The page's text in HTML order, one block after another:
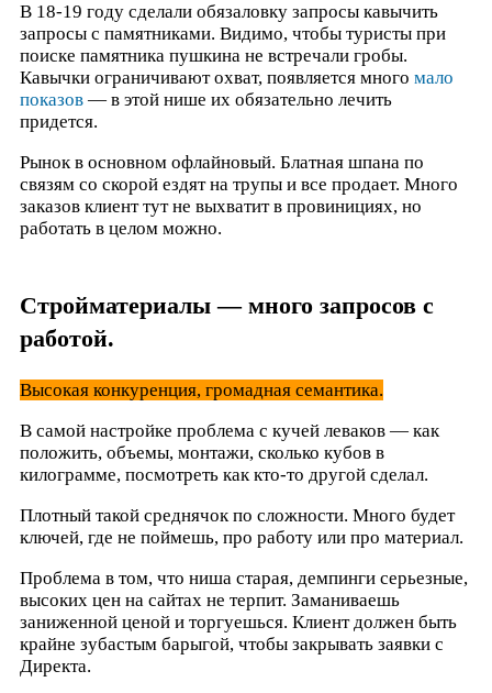
В 18-19 году сделали обязаловку запросы кавычить
запросы с памятниками. Видимо, чтобы туристы при
поиске памятника пушкина не встречали гробы.
Кавычки ограничивают охват, появляется много мало
показов — в этой нише их обязательно лечить
придется.
Рынок в основном офлайновый. Блатная шпана по
связям со скорой ездят на трупы и все продает. Много
заказов клиент тут не выхватит в провинициях, но
работать в целом можно.
Стройматериалы — много запросов с
работой.
Высокая конкуренция, громадная семантика.
В самой настройке проблема с кучей леваков — как
положить, объемы, монтажи, сколько кубов в
килограмме, посмотреть как кто-то другой сделал.
Плотный такой среднячок по сложности. Много будет
ключей, где не поймешь, про работу или про материал.
Проблема в том, что ниша старая, демпинги серьезные,
высоких цен на сайтах не терпит. Заманиваешь
заниженной ценой и торгуешься. Клиент должен быть
крайне зубастым барыгой, чтобы закрывать заявки с
Директа.